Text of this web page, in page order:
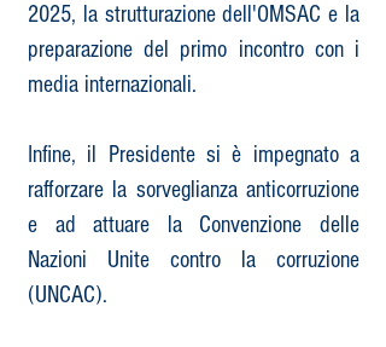
2025, la strutturazione dell'OMSAC e la
preparazione del primo incontro con i
media internazionali.
Infine, il Presidente si è impegnato a
rafforzare la sorveglianza anticorruzione
e ad attuare la Convenzione delle
Nazioni Unite contro la corruzione
(UNCAC).